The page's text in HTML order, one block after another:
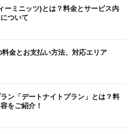
ーミニッツ)とは？料金とサービス内
ついて
金とお支払い方法、対応エリア
ン「デートナイトプラン」とは？料
をご紹介！